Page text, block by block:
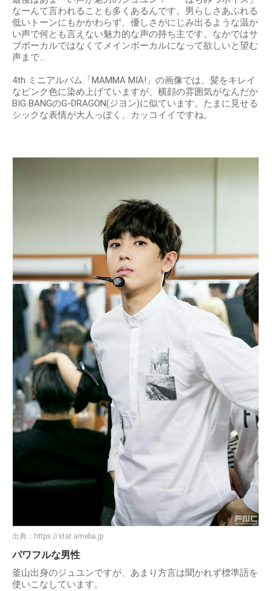
なーんて言われることも多くあるんです。男らしさあふれる
低いトーンにもかかわらず、優しさがにじみ出るような温か
い声で何とも言えない魅力的な声の持ち主です。なかではサ
ブボーカルではなくてメインボーカルになって欲しいと望む
声まで…
4th ミニアルバム「MAMMA MIA!」の画像では、髪をキレイ
なピンク色に染め上げていますが、横顔の雰囲気がなんだか
BIG BANGのG-DRAGON(ジヨン)に似ています。たまに見せる
シックな表情が大人っぽく、カッコイイですね。
出典： https://stat.ameba.jp
パワフルな男性
釜山出身のジュユンですが、あまり方言は聞かれず標準語を
使いこなしています。